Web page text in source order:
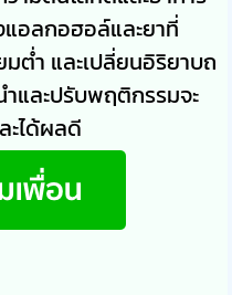
แอลกอฮอล์และยาที่
ต่ำ และเปลี่ยนอิริยาบถ
และปรับพฤติกรรมจะ
ะได้ผลดี